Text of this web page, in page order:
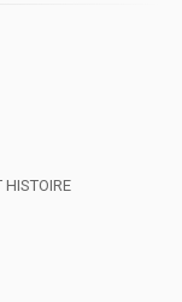
HISTOIRE